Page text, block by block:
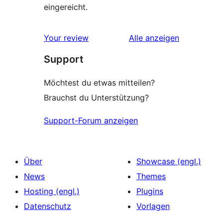
eingereicht.
Your review Alle Rezensionen
anzeigen
Support
Möchtest du etwas mitteilen?
Brauchst du Unterstützung?
Support-Forum anzeigen
Über
News
Hosting (engl.)
Datenschutz
Showcase (engl.)
Themes
Plugins
Vorlagen